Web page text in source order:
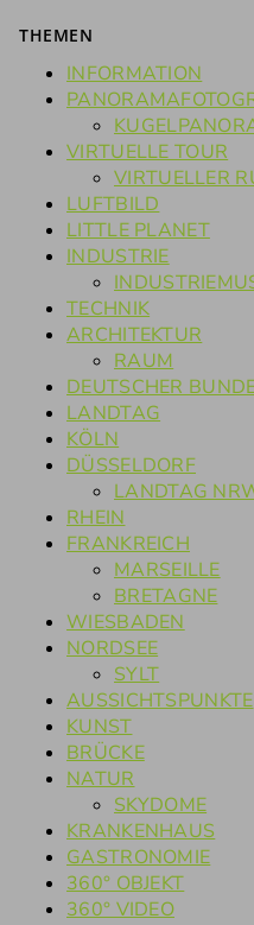
THEMEN
INFORMATION
VIRTUELLE TOUR
VIRTUELLER
LUFTBILD
LITTLE PLANET
INDUSTRIE
TECHNIK
ARCHITEKTUR
RAUM
DEUTSCHER
LANDTAG
KÖLN
DÜSSELDORF
LANDTAG
RHEIN
FRANKREICH
MARSEILLE
BRETAGNE
WIESBADEN
NORDSEE
SYLT
AUSSICHTSPUNKTE
KUNST
BRÜCKE
NATUR
SKYDOME
KRANKENHAUS
GASTRONOMIE
360° OBJEKT
360° VIDEO